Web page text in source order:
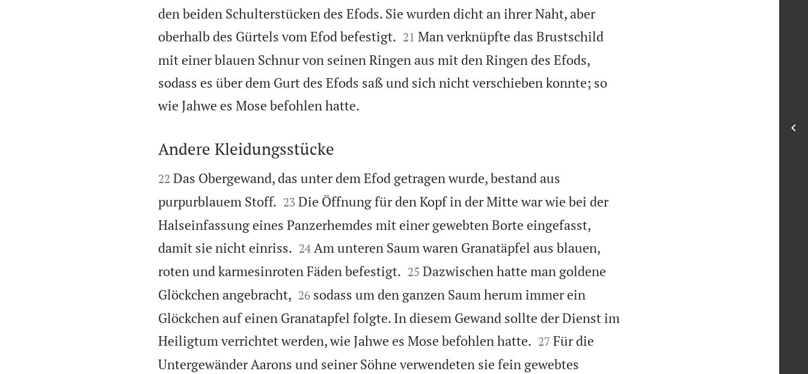
den beiden Schulterstücken des Efods. Sie wurden dicht an ihrer Naht, aber
oberhalb des Gürtels vom Efod befestigt.
21 Man verknüpfte das Brustschild
mit einer blauen Schnur von seinen Ringen aus mit den Ringen des Efods,
sodass es über dem Gurt des Efods saß und sich nicht verschieben konnte; so
wie Jahwe es Mose befohlen hatte.

Andere Kleidungsstücke

22 Das Obergewand, das unter dem Efod getragen wurde, bestand aus
purpurblauem Stoff.
23 Die Öffnung für den Kopf in der Mitte war wie bei der
Halseinfassung eines Panzerhemdes mit einer gewebten Borte eingefasst,
damit sie nicht einriss.
24 Am unteren Saum waren Granatäpfel aus blauen,
roten und karmesinroten Fäden befestigt.
25 Dazwischen hatte man goldene
Glöckchen angebracht,
26 sodass um den ganzen Saum herum immer ein
Glöckchen auf einen Granatapfel folgte. In diesem Gewand sollte der Dienst im
Heiligtum verrichtet werden, wie Jahwe es Mose befohlen hatte.
27 Für die
Untergewänder Aarons und seiner Söhne verwendeten sie fein gewebtes